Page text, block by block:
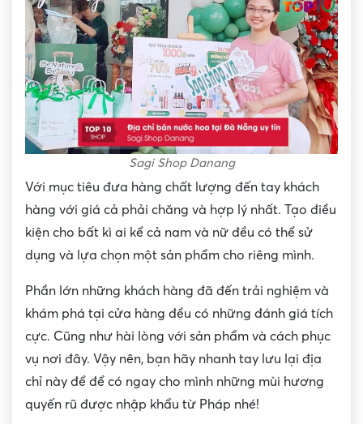
Sagi Shop Danang
Với mục tiêu đưa hàng chất lượng đến tay khách
hàng với giá cả phải chăng và hợp lý nhất. Tạo điều
kiện cho bất kì ai kể cả nam và nữ đều có thể sử
dụng và lựa chọn một sản phẩm cho riêng mình.
Phần lớn những khách hàng đã đến trải nghiệm và
khám phá tại cửa hàng đều có những đánh giá tích
cực. Cũng như hài lòng với sản phẩm và cách phục
vụ nơi đây. Vậy nên, bạn hãy nhanh tay lưu lại địa
chỉ này để để có ngay cho mình những mùi hương
quyến rũ được nhập khẩu từ Pháp nhé!